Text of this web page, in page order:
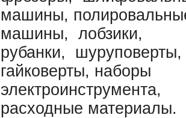
машины,
машины, лобзики,
рубанки, шуруповерты,
гайковерты, наборы
электроинструмента,
расходные материалы.